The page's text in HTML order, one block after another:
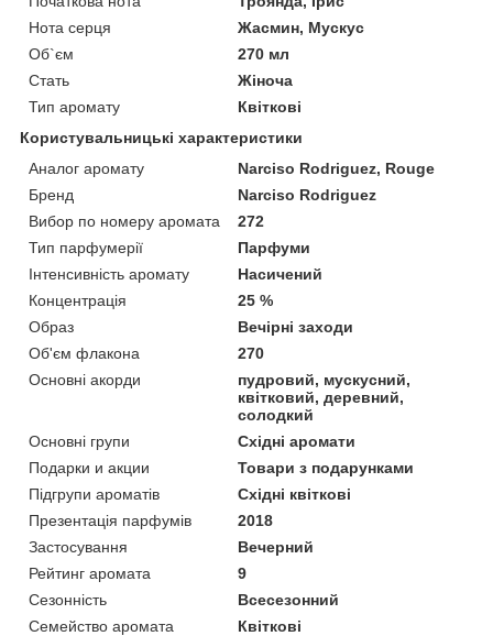
Нота серця
Жасмин, Мускус
Об`єм
270 мл
Стать
Жіноча
Тип аромату
Квіткові
Користувальницькі характеристики
Аналог аромату
Narciso Rodriguez, Rouge
Бренд
Narciso Rodriguez
Вибор по номеру аромата
272
Тип парфумерії
Парфуми
Інтенсивність аромату
Насичений
Концентрація
25 %
Образ
Вечірні заходи
Об'єм флакона
270
Основні акорди
пудровий, мускусний,
квітковий, деревний,
солодкий
Основні групи
Східні аромати
Подарки и акции
Товари з подарунками
Підгрупи ароматів
Східні квіткові
Презентація парфумів
2018
Застосування
Вечерний
Рейтинг аромата
9
Сезонність
Всесезонний
Семейство аромата
Квіткові